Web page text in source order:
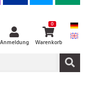
Anmeldung
0
Warenkorb